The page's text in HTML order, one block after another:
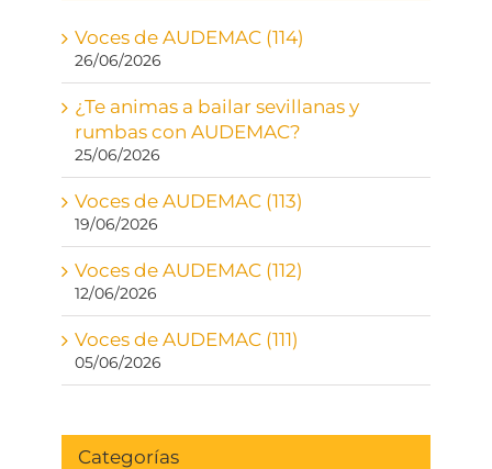
Voces de AUDEMAC (114)
26/06/2026
¿Te animas a bailar sevillanas y
rumbas con AUDEMAC?
25/06/2026
Voces de AUDEMAC (113)
19/06/2026
Voces de AUDEMAC (112)
12/06/2026
Voces de AUDEMAC (111)
05/06/2026
Categorías